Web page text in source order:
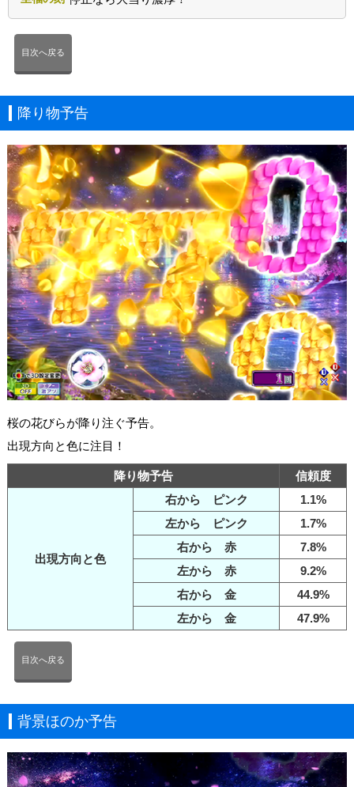
目次へ戻る
降り物予告
桜の花びらが降り注ぐ予告。
出現方向と色に注目！
降り物予告 信頼度
出現方向と色
右から ピンク
1.1%
左から ピンク
1.7%
右から 赤
7.8%
左から 赤
9.2%
右から 金
44.9%
左から 金
47.9%
目次へ戻る
背景ほのか予告